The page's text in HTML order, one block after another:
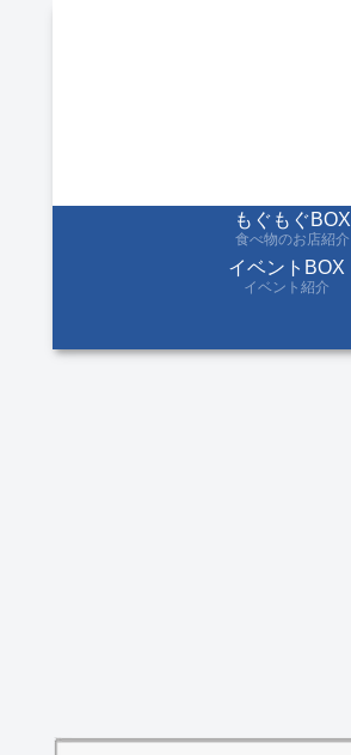
もぐもぐBOX
食べ物のお店紹介
イベントBOX
イベント紹介